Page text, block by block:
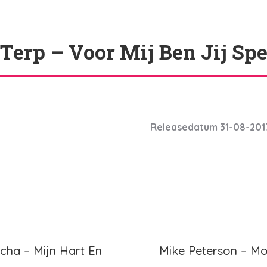
– Voor Mij Ben Jij
Releasedatum 31-08-
– Mijn Hart En
Volgend
Mike Peterson –